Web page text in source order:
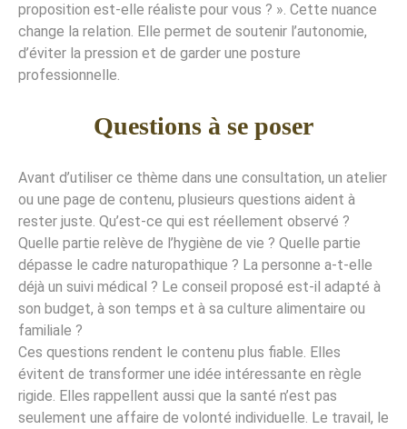
proposition est-elle réaliste pour vous ? ». Cette nuance
change la relation. Elle permet de soutenir l’autonomie,
d’éviter la pression et de garder une posture
professionnelle.
Questions à se poser
Avant d’utiliser ce thème dans une consultation, un atelier
ou une page de contenu, plusieurs questions aident à
rester juste. Qu’est-ce qui est réellement observé ?
Quelle partie relève de l’hygiène de vie ? Quelle partie
dépasse le cadre naturopathique ? La personne a-t-elle
déjà un suivi médical ? Le conseil proposé est-il adapté à
son budget, à son temps et à sa culture alimentaire ou
familiale ?
Ces questions rendent le contenu plus fiable. Elles
évitent de transformer une idée intéressante en règle
rigide. Elles rappellent aussi que la santé n’est pas
seulement une affaire de volonté individuelle. Le travail, le